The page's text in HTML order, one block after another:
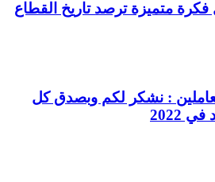
فكرة متميزة ترصد تاريخ القطاع
: نشكر لكم وبصدق كل
2022